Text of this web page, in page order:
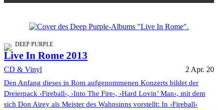
DEEP PURPLE
Live In Rome 2013
CD & Vinyl 2 Apr. 20
Den Anfang dieses in Rom aufgenommenen Konzerts bildet der
Dreierpack ›Fireball‹, ›Into The Fire‹, ›Hard Lovin’ Man‹, mit dem
sich Don Airey als Meister des Wahnsinns vorstellt: In ›Fireball‹